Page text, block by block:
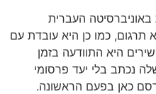
באוניברסיטה העברית
כמו כן היא עובדת עם
היא התוודעה בזמן
נכתב בלי יעד פרסומי
כאן בפעם הראשונה.